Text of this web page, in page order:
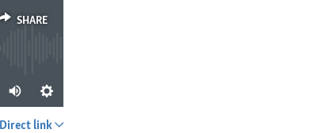
SHARE
Direct link